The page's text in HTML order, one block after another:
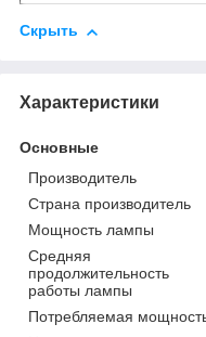
Скрыть
Характеристики
Основные
Производитель
Страна производитель
Мощность лампы
Средняя
продолжительность
работы лампы
Потребляемая